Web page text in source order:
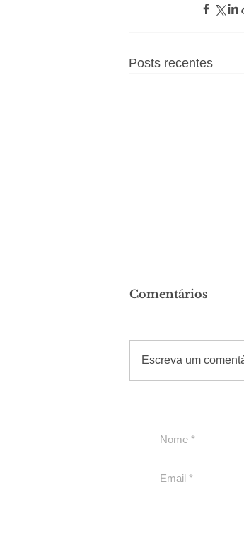
Posts recentes
para São Paulo
Comentários
Escreva um
#Sugestões